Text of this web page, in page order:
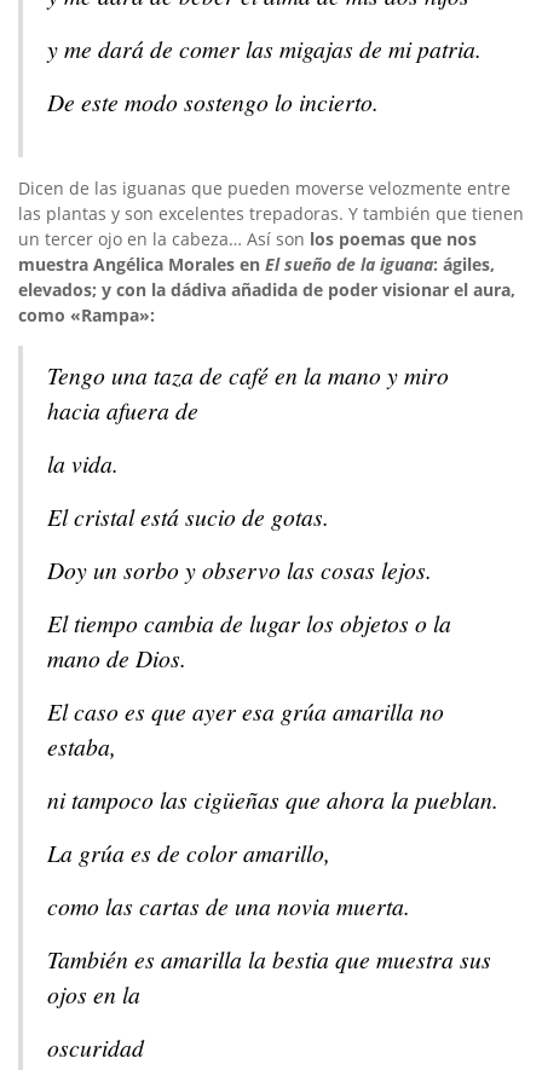
y me dará de comer las migajas de mi patria.
De este modo sostengo lo incierto.
Dicen de las iguanas que pueden moverse velozmente entre
las plantas y son excelentes trepadoras. Y también que tienen
un tercer ojo en la cabeza… Así son los poemas que nos
muestra Angélica Morales en El sueño de la iguana: ágiles,
elevados; y con la dádiva añadida de poder visionar el aura,
como «Rampa»:
Tengo una taza de café en la mano y miro
hacia afuera de
la vida.
El cristal está sucio de gotas.
Doy un sorbo y observo las cosas lejos.
El tiempo cambia de lugar los objetos o la
mano de Dios.
El caso es que ayer esa grúa amarilla no
estaba,
ni tampoco las cigüeñas que ahora la pueblan.
La grúa es de color amarillo,
como las cartas de una novia muerta.
También es amarilla la bestia que muestra sus
ojos en la
oscuridad